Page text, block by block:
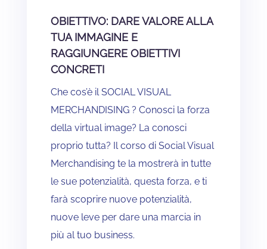
OBIETTIVO: DARE VALORE ALLA
TUA IMMAGINE E
RAGGIUNGERE OBIETTIVI
CONCRETI
Che cos’è il SOCIAL VISUAL
MERCHANDISING ? Conosci la forza
della virtual image? La conosci
proprio tutta? Il corso di Social Visual
Merchandising te la mostrerà in tutte
le sue potenzialità, questa forza, e ti
farà scoprire nuove potenzialità,
nuove leve per dare una marcia in
più al tuo business.